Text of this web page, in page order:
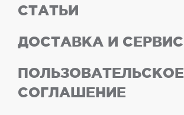
СТАТЬИ
ДОСТАВКА И СЕРВИС
ПОЛЬЗОВАТЕЛЬСКОЕ
СОГЛАШЕНИЕ